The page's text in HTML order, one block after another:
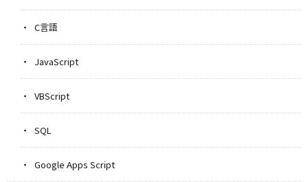
C言語
JavaScript
VBScript
SQL
Google Apps Script